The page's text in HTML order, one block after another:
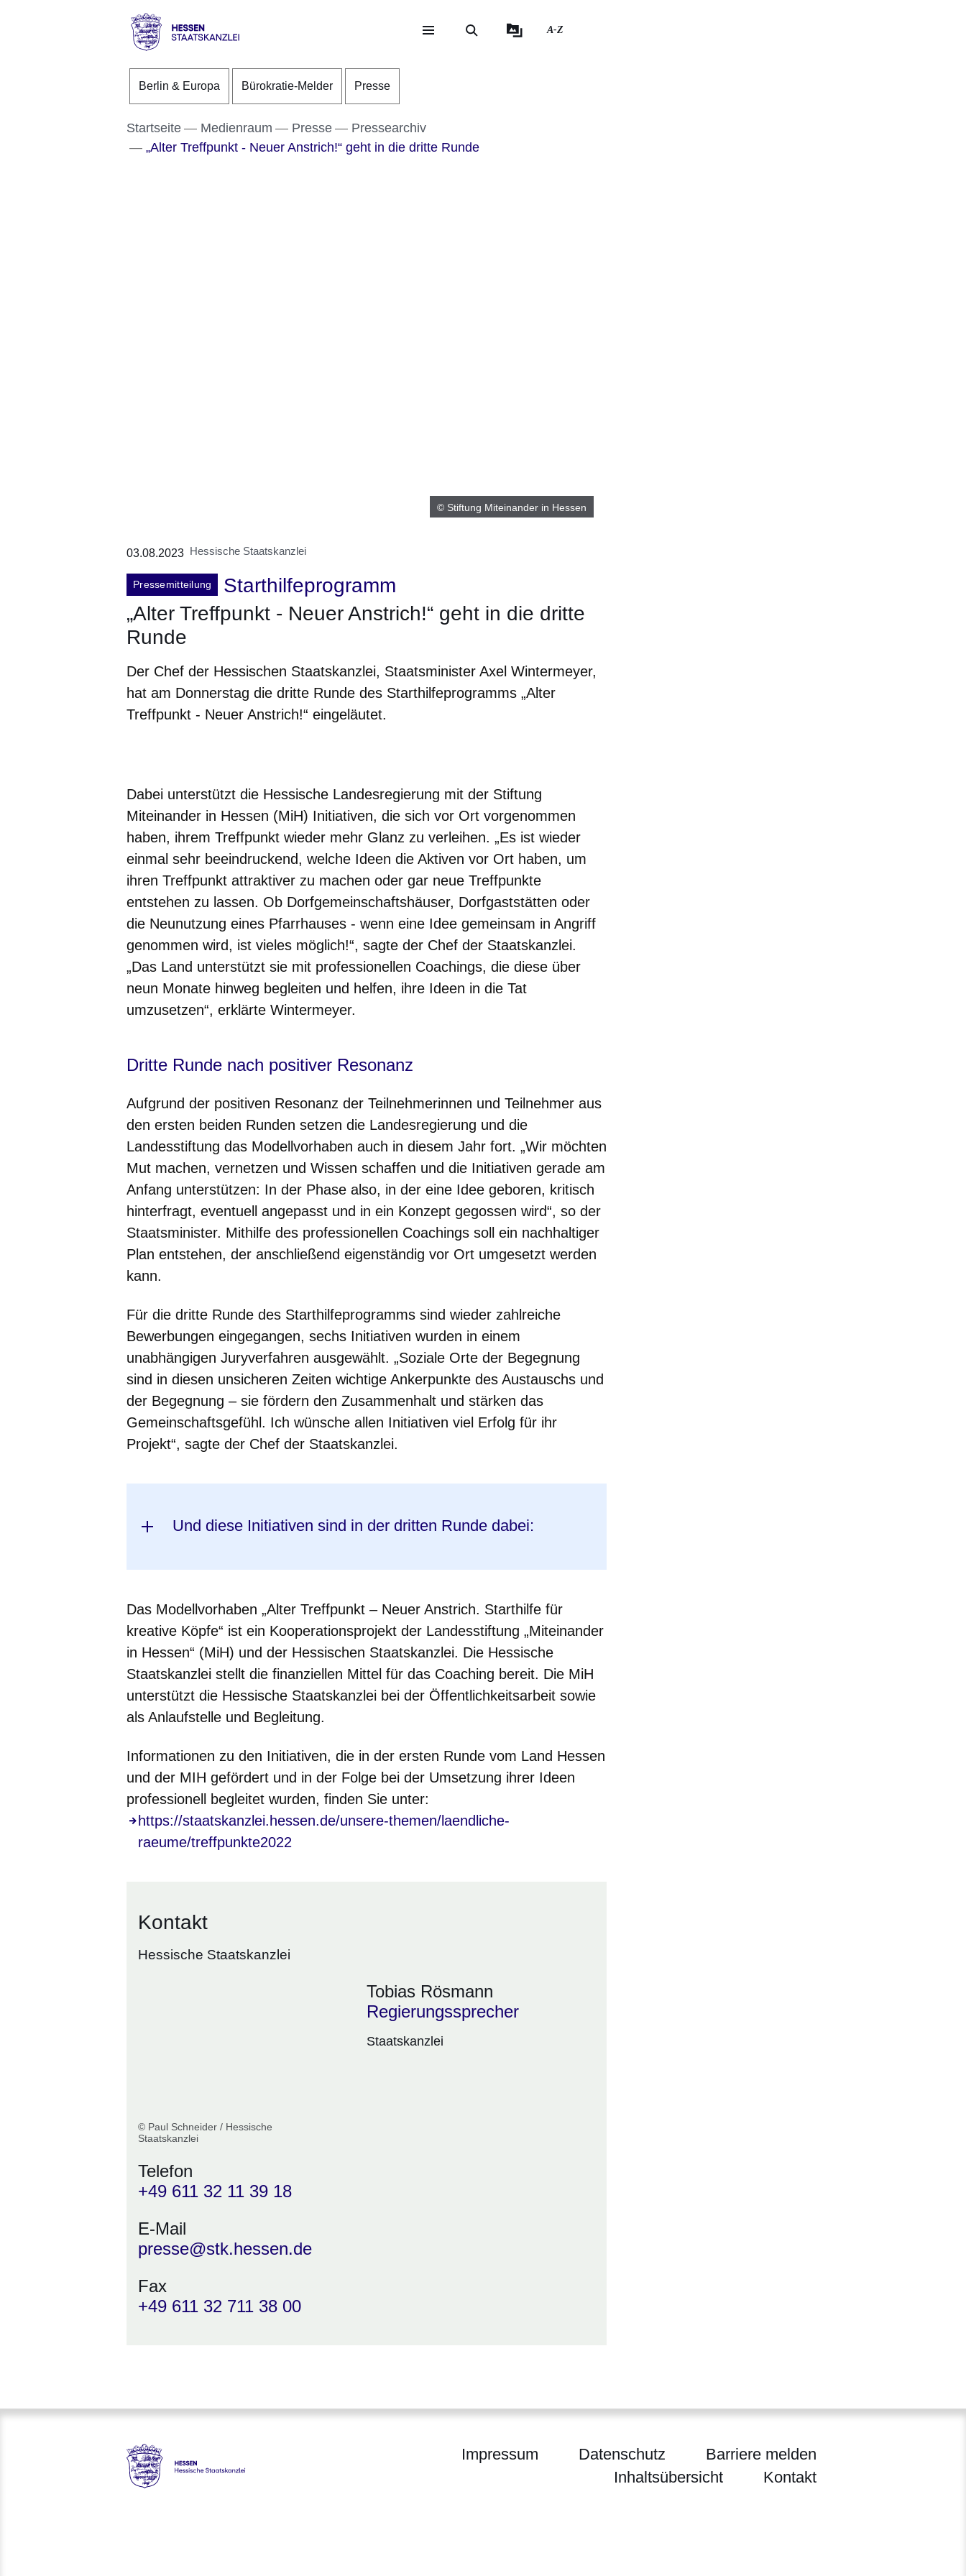
Direkt zum Kopf der Seite
Direkt zum Inhalt
Direkt zum Fuß der Seite
Staatskanzlei
A-Z
Berlin & Europa Bürokratie-Melder Presse
Startseite Medienraum Presse
Pressearchiv
„Alter Treffpunkt - Neuer Anstrich!“ geht in die dritte Runde
© Stiftung Miteinander in Hessen
03.08.2023 Hessische Staatskanzlei
Pressemitteilung
Starthilfeprogramm
„Alter Treffpunkt - Neuer Anstrich!“ geht in die dritte
Runde
Der Chef der Hessischen Staatskanzlei, Staatsminister Axel Wintermeyer,
hat am Donnerstag die dritte Runde des Starthilfeprogramms „Alter
Treffpunkt - Neuer Anstrich!“ eingeläutet.
Dabei unterstützt die Hessische Landesregierung mit der Stiftung
Miteinander in Hessen (MiH) Initiativen, die sich vor Ort vorgenommen
haben, ihrem Treffpunkt wieder mehr Glanz zu verleihen. „Es ist wieder
einmal sehr beeindruckend, welche Ideen die Aktiven vor Ort haben, um
ihren Treffpunkt attraktiver zu machen oder gar neue Treffpunkte
entstehen zu lassen. Ob Dorfgemeinschaftshäuser, Dorfgaststätten oder
die Neunutzung eines Pfarrhauses - wenn eine Idee gemeinsam in Angriff
genommen wird, ist vieles möglich!“, sagte der Chef der Staatskanzlei.
„Das Land unterstützt sie mit professionellen Coachings, die diese über
neun Monate hinweg begleiten und helfen, ihre Ideen in die Tat
umzusetzen“, erklärte Wintermeyer.
Dritte Runde nach positiver Resonanz
Aufgrund der positiven Resonanz der Teilnehmerinnen und Teilnehmer aus
den ersten beiden Runden setzen die Landesregierung und die
Landesstiftung das Modellvorhaben auch in diesem Jahr fort. „Wir möchten
Mut machen, vernetzen und Wissen schaffen und die Initiativen gerade am
Anfang unterstützen: In der Phase also, in der eine Idee geboren, kritisch
hinterfragt, eventuell angepasst und in ein Konzept gegossen wird“, so der
Staatsminister. Mithilfe des professionellen Coachings soll ein nachhaltiger
Plan entstehen, der anschließend eigenständig vor Ort umgesetzt werden
kann.
Für die dritte Runde des Starthilfeprogramms sind wieder zahlreiche
Bewerbungen eingegangen, sechs Initiativen wurden in einem
unabhängigen Juryverfahren ausgewählt. „Soziale Orte der Begegnung
sind in diesen unsicheren Zeiten wichtige Ankerpunkte des Austauschs und
der Begegnung – sie fördern den Zusammenhalt und stärken das
Gemeinschaftsgefühl. Ich wünsche allen Initiativen viel Erfolg für ihr
Projekt“, sagte der Chef der Staatskanzlei.
Und diese Initiativen sind in der dritten Runde dabei:
Das Modellvorhaben „Alter Treffpunkt – Neuer Anstrich. Starthilfe für
kreative Köpfe“ ist ein Kooperationsprojekt der Landesstiftung „Miteinander
in Hessen“ (MiH) und der Hessischen Staatskanzlei. Die Hessische
Staatskanzlei stellt die finanziellen Mittel für das Coaching bereit. Die MiH
unterstützt die Hessische Staatskanzlei bei der Öffentlichkeitsarbeit sowie
als Anlaufstelle und Begleitung.
Informationen zu den Initiativen, die in der ersten Runde vom Land Hessen
und der MIH gefördert und in der Folge bei der Umsetzung ihrer Ideen
professionell begleitet wurden, finden Sie unter:
https://staatskanzlei.hessen.de/unsere-themen/laendliche-
raeume/treffpunkte2022
Kontakt
Hessische Staatskanzlei
© Paul Schneider / Hessische
Staatskanzlei
Tobias Rösmann
Regierungssprecher
Staatskanzlei
Telefon
+49 611 32 11 39 18
E-Mail
presse@stk.hessen.de
Fax
+49 611 32 711 38 00
Hessen - Hessische Staatskanzlei
Impressum Datenschutz
Barriere melden
Inhaltsübersicht
Kontakt